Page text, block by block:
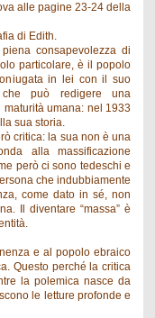
alle pagine 23-24 della
di Edith.
consapevolezza di
particolare, è il popolo
in lei con il suo
che può redigere una
umana: nel 1933
sua storia.
critica: la sua non è una
alla massificazione
però ci sono tedeschi e
che indubbiamente
come dato in sé, non
Il diventare “massa” è
e al popolo ebraico
Questo perché la critica
la polemica nasce da
le letture profonde e